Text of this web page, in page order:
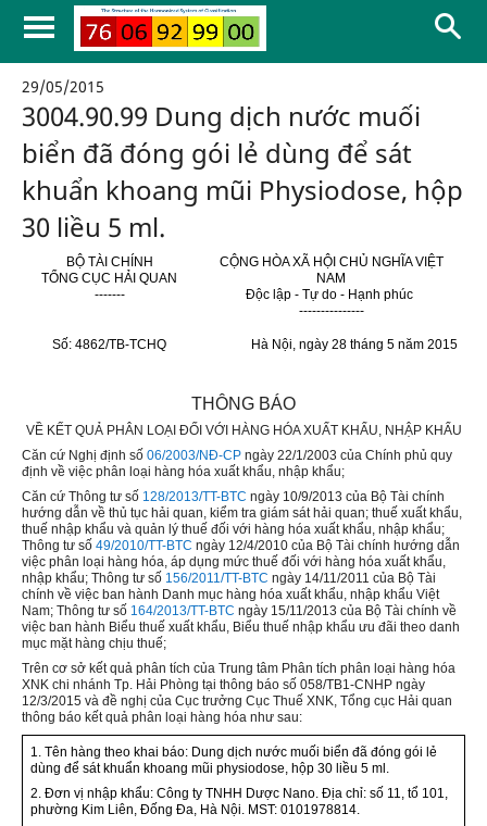
29/05/2015
3004.90.99 Dung dịch nước muối
biển đã đóng gói lẻ dùng để sát
khuẩn khoang mũi Physiodose, hộp
30 liều 5 ml.
BỘ TÀI CHÍNH
TỔNG CỤC HẢI QUAN
-------
CỘNG HÒA XÃ HỘI CHỦ NGHĨA VIỆT
NAM
Độc lập - Tự do - Hạnh phúc
---------------
Số: 4862/TB-TCHQ Hà Nội, ngày 28 tháng 5 năm 2015
THÔNG BÁO
VỀ KẾT QUẢ PHÂN LOẠI ĐỐI VỚI HÀNG HÓA XUẤT KHẨU, NHẬP KHẨU
Căn cứ Nghị định số 06/2003/NĐ-CP ngày 22/1/2003 của Chính phủ quy
định về việc phân loại hàng hóa xuất khẩu, nhập khẩu;
Căn cứ Thông tư số 128/2013/TT-BTC ngày 10/9/2013 của Bộ Tài chính
hướng dẫn về thủ tục hải quan, kiểm tra giám sát hải quan; thuế xuất khẩu,
thuế nhập khẩu và quản lý thuế đối với hàng hóa xuất khẩu, nhập khẩu;
Thông tư số 49/2010/TT-BTC ngày 12/4/2010 của Bộ Tài chính hướng dẫn
việc phân loại hàng hóa, áp dụng mức thuế đối với hàng hóa xuất khẩu,
nhập khẩu; Thông tư số 156/2011/TT-BTC ngày 14/11/2011 của Bộ Tài
chính về việc ban hành Danh mục hàng hóa xuất khẩu, nhập khẩu Việt
Nam; Thông tư số 164/2013/TT-BTC ngày 15/11/2013 của Bộ Tài chính về
việc ban hành Biểu thuế xuất khẩu, Biểu thuế nhập khẩu ưu đãi theo danh
mục mặt hàng chịu thuế;
Trên cơ sở kết quả phân tích của Trung tâm Phân tích phân loại hàng hóa
XNK chi nhánh Tp. Hải Phòng tại thông báo số 058/TB1-CNHP ngày
12/3/2015 và đề nghị của Cục trưởng Cục Thuế XNK, Tổng cục Hải quan
thông báo kết quả phân loại hàng hóa như sau:
1. Tên hàng theo khai báo: Dung dịch nước muối biển đã đóng gói lẻ
dùng để sát khuẩn khoang mũi physiodose, hộp 30 liều 5 ml.
2. Đơn vị nhập khẩu: Công ty TNHH Dược Nano. Địa chỉ: số 11, tổ 101,
phường Kim Liên, Đống Đa, Hà Nội. MST: 0101978814.